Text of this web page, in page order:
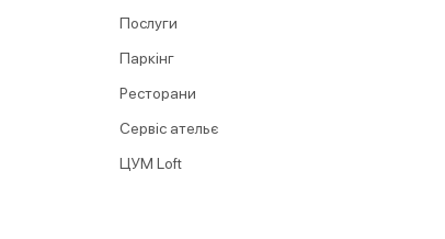
Послуги
Паркінг
Ресторани
Сервіс ательє
ЦУМ Loft